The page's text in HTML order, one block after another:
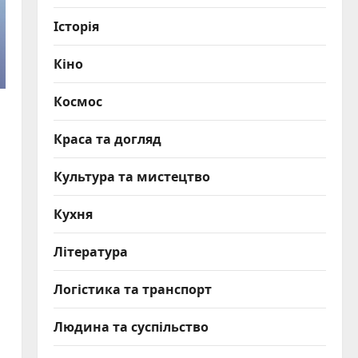
Історія
Кіно
Космос
Краса та догляд
Культура та мистецтво
Кухня
Література
Логістика та транспорт
Людина та суспільство